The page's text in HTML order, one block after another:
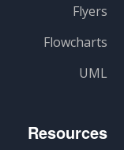
Flyers
Flowcharts
UML
Resources